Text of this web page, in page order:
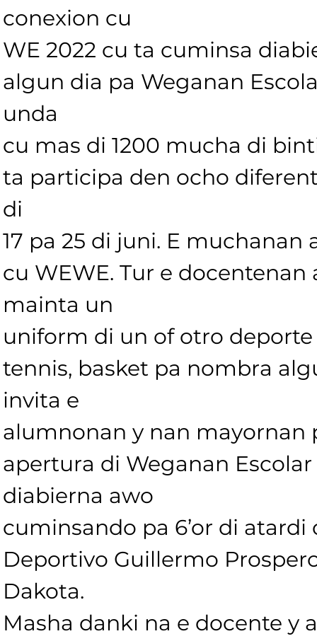
conexion cu
WE 2022 cu ta cuminsa
algun dia pa Weganan
unda
cu mas di 1200 mucha di
ta participa den ocho
di
17 pa 25 di juni. E
cu WEWE. Tur e
mainta un
uniform di un of otro
tennis, basket pa nombra
invita e
alumnonan y nan mayornan
apertura di Weganan
diabierna awo
cuminsando pa 6’or di
Deportivo Guillermo
Dakota.
Masha danki na e docente y